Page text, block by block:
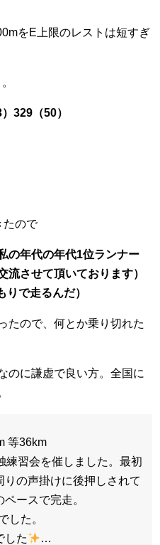
をE上限のレストは短すぎ
329（50）
たので
の年代の年代1位ランナー
流させて頂いております）
で走るんだ）
たので、何とか乗り切れた
のに謙虚で良い方。全国に
等36km
練習会を催しました。最初
の声掛けに後押しされて
ースで完走。
した。
した
…